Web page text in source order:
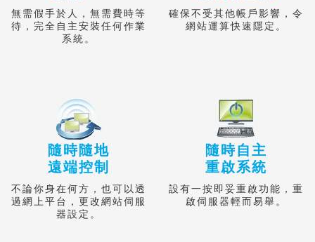
無需假手於人，無需費時等
待，完全自主安裝任何作業
系統。
確保不受其他帳戶影響，令
網站運算快速隱 定。
隨時隨地
遠端控制
不論你身在何方，也可以透
過網上平台，更改網站伺服
器設定。
隨時自主
重啟系統
設有一按即妥重啟功能，重
啟伺服器輕而易舉。